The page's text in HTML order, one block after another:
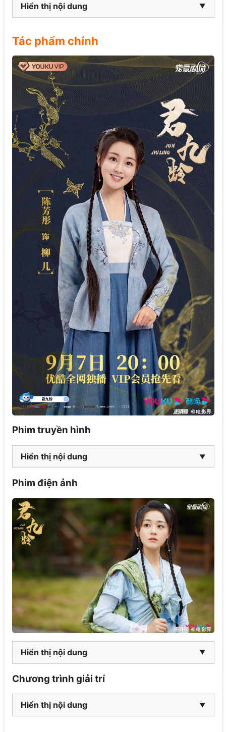
Hiển thị nội dung
Tác phẩm chính
Phim truyền hình
Hiển thị nội dung
Phim điện ảnh
Hiển thị nội dung
Chương trình giải trí
Hiển thị nội dung